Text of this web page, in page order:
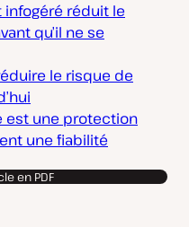
infogéré réduit le
qu’il ne se
le risque de
est une protection
une fiabilité
en PDF